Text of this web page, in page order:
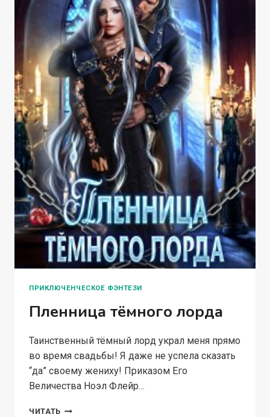
ПРИКЛЮЧЕНЧЕСКОЕ ФЭНТЕЗИ
Пленница тёмного лорда
Таинственный тёмный лорд украл меня прямо
во время свадьбы! Я даже не успела сказать
“да” своему жениху! Приказом Его
Величества Ноэл Флейр…
ЧИТАТЬ ПЛЕННИЦА